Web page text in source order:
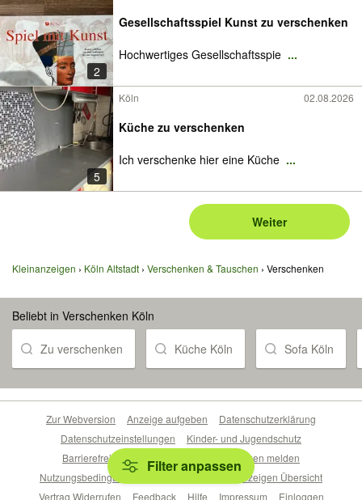
2
Gesellschaftsspiel Kunst zu verschenken
Hochwertiges Gesellschaftsspie ...
5
Köln 02.08.2026
Küche zu verschenken
Ich verschenke hier eine Küche ...
Weiter
Kleinanzeigen Köln Altstadt Verschenken & Tauschen Verschenken
Beliebt in Verschenken Köln
Zu verschenken Küche Köln Sofa Köln
Filter anpassen
Zur Webversion Anzeige aufgeben
Datenschutzerklärung
Datenschutzeinstellungen
Kinder- und Jugendschutz
Barrierefreiheitserklärung
Sicherheitslücken melden
Nutzungsbedingungen
Beliebte Suchen
Anzeigen Übersicht
Vertrag Widerrufen
Feedback Hilfe Impressum Einloggen